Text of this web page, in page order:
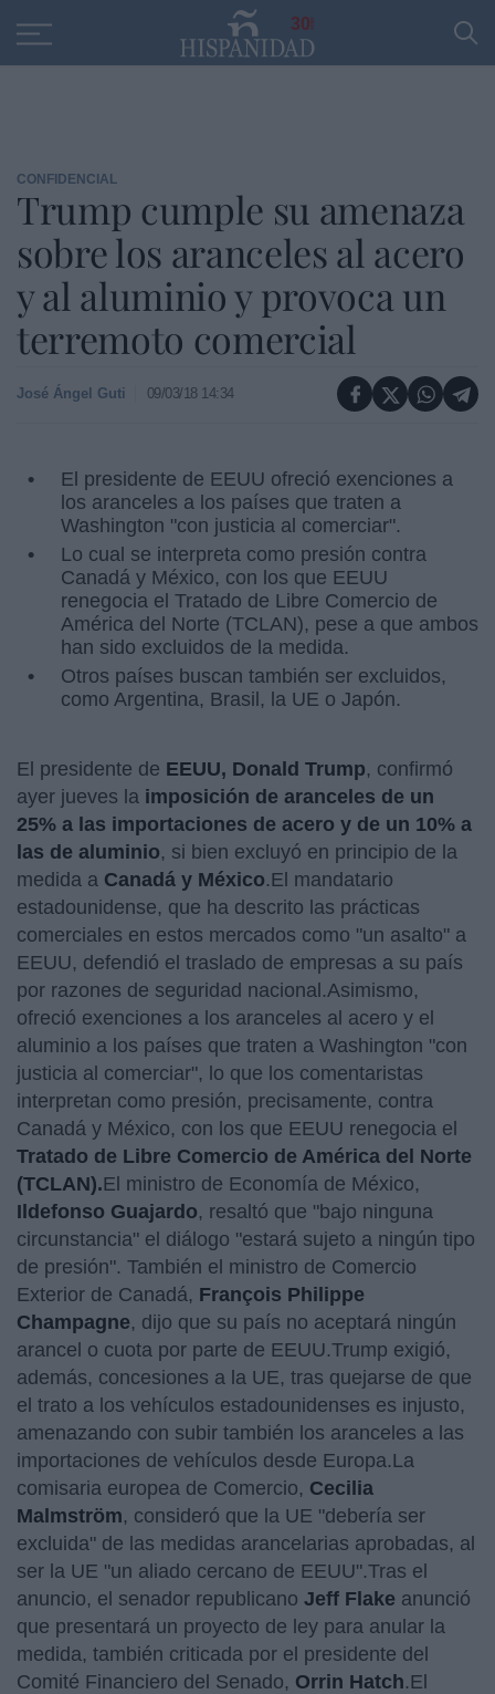
30
CONFIDENCIAL
Trump cumple su amenaza
sobre los aranceles al acero
y al aluminio y provoca un
terremoto comercial
José Ángel Guti 09/03/18 14:34
El presidente de EEUU ofreció exenciones a
los aranceles a los países que traten a
Washington "con justicia al comerciar".
Lo cual se interpreta como presión contra
Canadá y México, con los que EEUU
renegocia el Tratado de Libre Comercio de
América del Norte (TCLAN), pese a que ambos
han sido excluidos de la medida.
Otros países buscan también ser excluidos,
como Argentina, Brasil, la UE o Japón.
El presidente de EEUU, Donald Trump, confirmó
ayer jueves la imposición de aranceles de un
25% a las importaciones de acero y de un 10% a
las de aluminio, si bien excluyó en principio de la
medida a Canadá y México.El mandatario
estadounidense, que ha descrito las prácticas
comerciales en estos mercados como "un asalto" a
EEUU, defendió el traslado de empresas a su país
por razones de seguridad nacional.Asimismo,
ofreció exenciones a los aranceles al acero y el
aluminio a los países que traten a Washington "con
justicia al comerciar", lo que los comentaristas
interpretan como presión, precisamente, contra
Canadá y México, con los que EEUU renegocia el
Tratado de Libre Comercio de América del Norte
(TCLAN).El ministro de Economía de México,
Ildefonso Guajardo, resaltó que "bajo ninguna
circunstancia" el diálogo "estará sujeto a ningún tipo
de presión". También el ministro de Comercio
Exterior de Canadá, François Philippe
Champagne, dijo que su país no aceptará ningún
arancel o cuota por parte de EEUU.Trump exigió,
además, concesiones a la UE, tras quejarse de que
el trato a los vehículos estadounidenses es injusto,
amenazando con subir también los aranceles a las
importaciones de vehículos desde Europa.La
comisaria europea de Comercio, Cecilia
Malmström, consideró que la UE "debería ser
excluida" de las medidas arancelarias aprobadas, al
ser la UE "un aliado cercano de EEUU".Tras el
anuncio, el senador republicano Jeff Flake anunció
que presentará un proyecto de ley para anular la
medida, también criticada por el presidente del
Comité Financiero del Senado, Orrin Hatch.El